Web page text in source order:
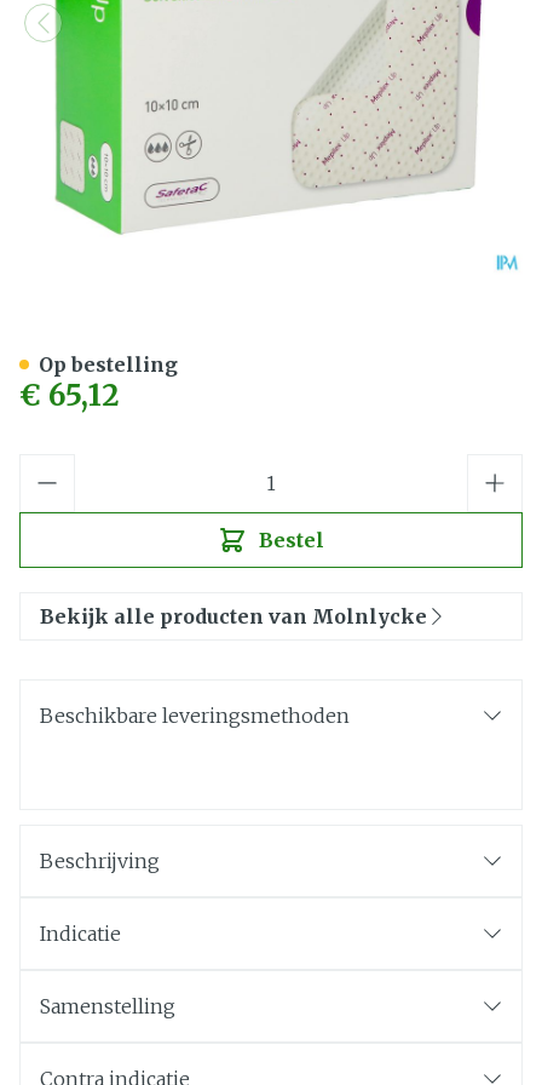
€ 65,12
Bestel
Op bestelling
Bekijk alle producten van Molnlycke
Beschikbare leveringsmethoden
Beschrijving
Indicatie
Samenstelling
Contra indicatie